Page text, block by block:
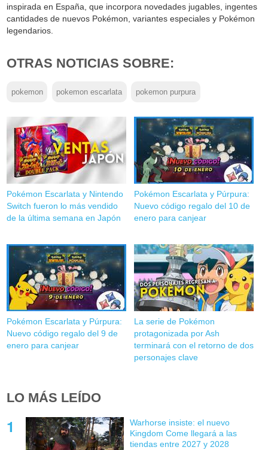
inspirada en España, que incorpora novedades jugables, ingentes
cantidades de nuevos Pokémon, variantes especiales y Pokémon
legendarios.
OTRAS NOTICIAS SOBRE:
pokemon pokemon escarlata pokemon purpura
Pokémon Escarlata y Nintendo
Switch fueron lo más vendido
de la última semana en Japón
Pokémon Escarlata y Púrpura:
Nuevo código regalo del 10 de
enero para canjear
Pokémon Escarlata y Púrpura:
Nuevo código regalo del 9 de
enero para canjear
La serie de Pokémon
protagonizada por Ash
terminará con el retorno de dos
personajes clave
LO MÁS LEÍDO
Warhorse insiste: el nuevo
Kingdom Come llegará a las
tiendas entre 2027 y 2028